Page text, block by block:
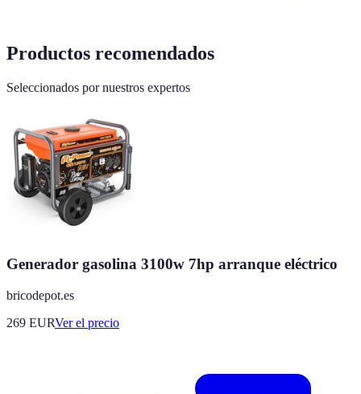
Productos recomendados
Seleccionados por nuestros expertos
Generador gasolina 3100w 7hp arranque eléctrico
bricodepot.es
269 EURVer el precio